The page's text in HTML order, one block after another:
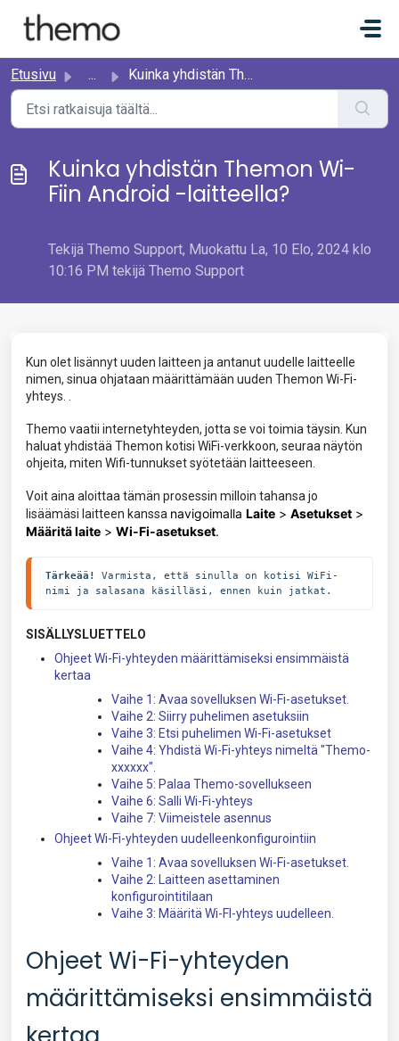
Etusivu ... Kuinka yhdistän Themon Wi-Fiin Android -laitteella?
Kuinka yhdistän Themon Wi-
Fiin Android -laitteella?
Tekijä Themo Support, Muokattu La, 10 Elo, 2024 klo
10:16 PM tekijä Themo Support
Kun olet lisännyt uuden laitteen ja antanut uudelle laitteelle
nimen, sinua ohjataan määrittämään uuden Themon Wi-Fi-
yhteys. .
Themo vaatii internetyhteyden, jotta se voi toimia täysin. Kun
haluat yhdistää Themon kotisi WiFi-verkkoon, seuraa näytön
ohjeita, miten Wifi-tunnukset syötetään laitteeseen.
Voit aina aloittaa tämän prosessin milloin tahansa jo
lisäämäsi laitteen kanssa navigoimalla Laite > Asetukset >
Määritä laite > Wi-Fi-asetukset.
Tärkeää!
Varmista, että sinulla on kotisi WiFi-
nimi ja salasana käsilläsi, ennen kuin jatkat.
SISÄLLYSLUETTELO
Ohjeet Wi-Fi-yhteyden määrittämiseksi ensimmäistä
kertaa
Vaihe 1: Avaa sovelluksen Wi-Fi-asetukset.
Vaihe 2: Siirry puhelimen asetuksiin
Vaihe 3: Etsi puhelimen Wi-Fi-asetukset
Vaihe 4: Yhdistä Wi-Fi-yhteys nimeltä "Themo-
xxxxxx".
Vaihe 5: Palaa Themo-sovellukseen
Vaihe 6: Salli Wi-Fi-yhteys
Vaihe 7: Viimeistele asennus
Ohjeet Wi-Fi-yhteyden uudelleenkonfigurointiin
Vaihe 1: Avaa sovelluksen Wi-Fi-asetukset.
Vaihe 2: Laitteen asettaminen
konfigurointitilaan
Vaihe 3: Määritä Wi-FI-yhteys uudelleen.
Ohjeet Wi-Fi-yhteyden
määrittämiseksi ensimmäistä